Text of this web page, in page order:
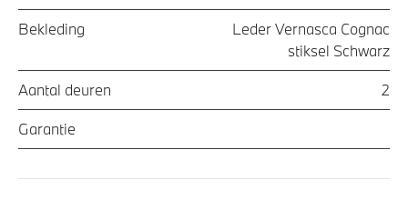
Bekleding
Leder Vernasca Cognac
stiksel Schwarz
Aantal deuren 2
Garantie